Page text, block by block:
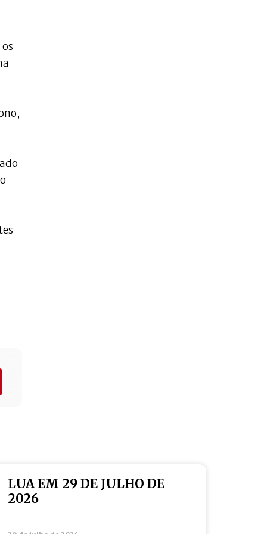
LUA EM 29 DE JULHO DE
2026